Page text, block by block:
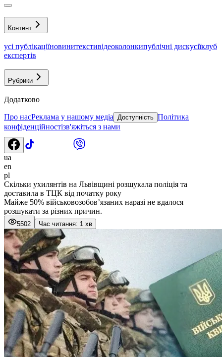
Контент
усі публікаціїновинитекстивідеоколонкипублічні дискусіїклуб
експертів
Рубрики
Додатково
Про насРеклама у нашому медіа Доступність Політика
конфіденційностізв'яжіться з нами
ua
en
pl
Скільки ухилянтів на Львівщині розшукала поліція та
доставила в ТЦК від початку року
Майже 50% військовозобов’язаних наразі не вдалося
розшукати за різних причин.
5502 Час читання: 1 хв